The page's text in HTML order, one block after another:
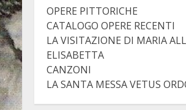
OPERE PITTORICHE
CATALOGO OPERE RECENTI
LA VISITAZIONE DI MARIA
ELISABETTA
CANZONI
LA SANTA MESSA VETUS